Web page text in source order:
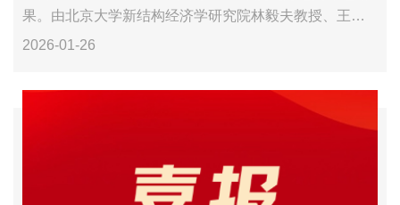
果。由北京大学新结构经济学研究院林毅夫教授、王勇
副教授、朱礼军副教授及博士生岳威铮合作完成的论文
2026-01-26